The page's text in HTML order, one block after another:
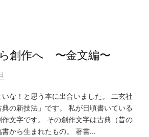
創作へ 〜金文編〜
な！と思う本に出合いました。 二玄社
の新技法」です。 私が日頃書いている
文字です。 その創作文字は古典（昔の
から生まれたもの。 著書...